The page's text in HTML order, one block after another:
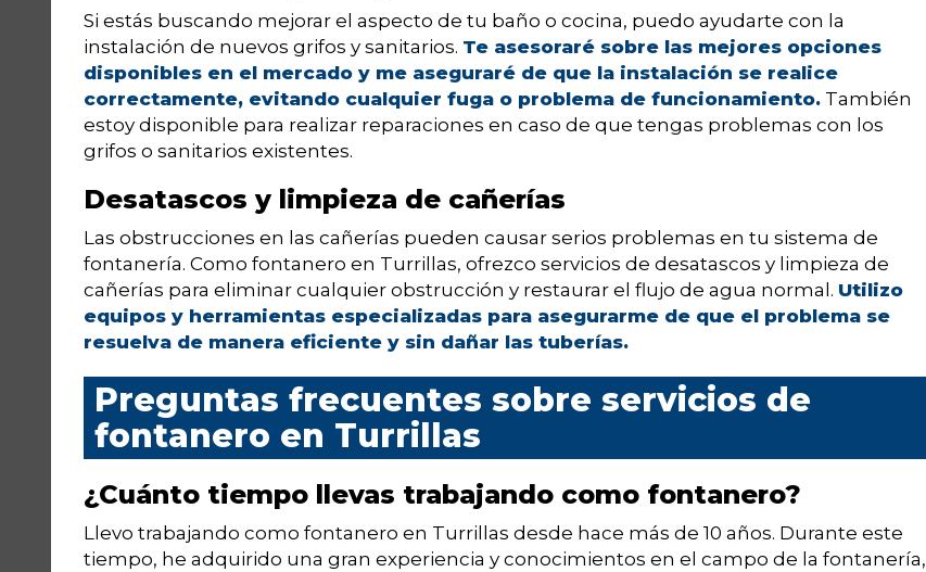
Si estás buscando mejorar el aspecto de tu baño o cocina, puedo ayudarte con la
instalación de nuevos grifos y sanitarios. Te asesoraré sobre las mejores opciones
disponibles en el mercado y me aseguraré de que la instalación se realice
correctamente, evitando cualquier fuga o problema de funcionamiento. También
estoy disponible para realizar reparaciones en caso de que tengas problemas con los
grifos o sanitarios existentes.
Desatascos y limpieza de cañerías
Las obstrucciones en las cañerías pueden causar serios problemas en tu sistema de
fontanería. Como fontanero en Turrillas, ofrezco servicios de desatascos y limpieza de
cañerías para eliminar cualquier obstrucción y restaurar el flujo de agua normal. Utilizo
equipos y herramientas especializadas para asegurarme de que el problema se
resuelva de manera eficiente y sin dañar las tuberías.
Preguntas frecuentes sobre servicios de
fontanero en Turrillas
¿Cuánto tiempo llevas trabajando como fontanero?
Llevo trabajando como fontanero en Turrillas desde hace más de 10 años. Durante este
tiempo, he adquirido una gran experiencia y conocimientos en el campo de la fontanería,